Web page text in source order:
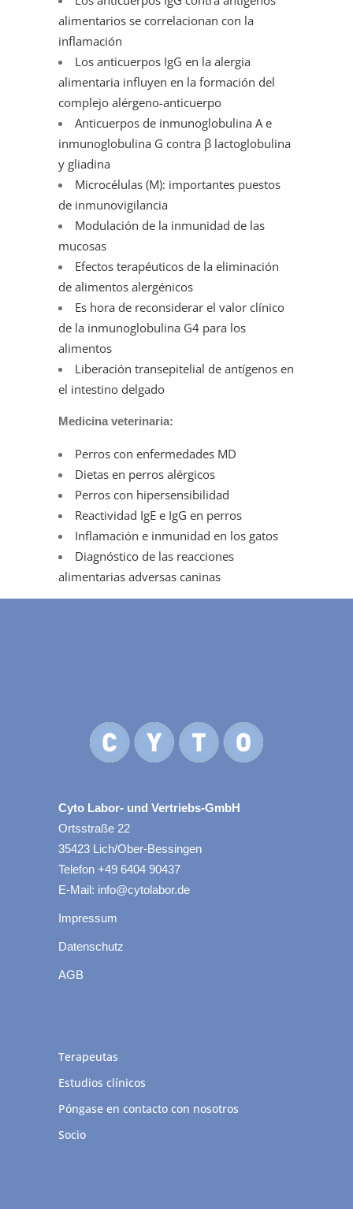
alimentarios se correlacionan con la
inflamación
Los anticuerpos IgG en la alergia
alimentaria influyen en la formación del
complejo alérgeno-anticuerpo
Anticuerpos de inmunoglobulina A e
inmunoglobulina G contra β lactoglobulina
y gliadina
Microcélulas (M): importantes puestos
de inmunovigilancia
Modulación de la inmunidad de las
mucosas
Efectos terapéuticos de la eliminación
de alimentos alergénicos
Es hora de reconsiderar el valor clínico
de la inmunoglobulina G4 para los
alimentos
Liberación transepitelial de antígenos en
el intestino delgado
Medicina veterinaria:
Perros con enfermedades MD
Dietas en perros alérgicos
Perros con hipersensibilidad
Reactividad IgE e IgG en perros
Inflamación e inmunidad en los gatos
Diagnóstico de las reacciones
alimentarias adversas caninas
Cyto Labor- und Vertriebs-GmbH
Ortsstraße 22
35423 Lich/Ober-Bessingen
Telefon +49 6404 90437
E-Mail: info@cytolabor.de
Impressum
Datenschutz
AGB
Terapeutas
Estudios clínicos
Póngase en contacto con nosotros
Socio